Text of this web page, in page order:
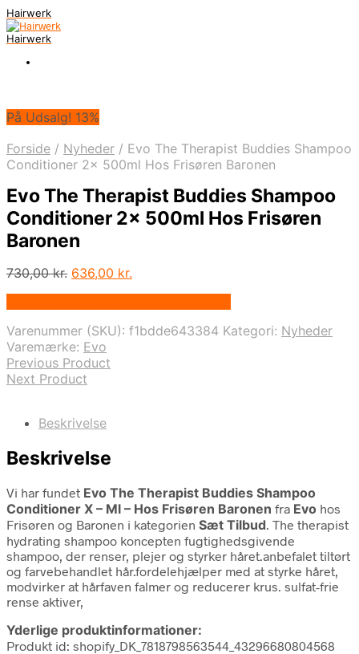
Hairwerk
Hairwerk
På Udsalg! 13%
Forside / Nyheder / Evo The Therapist Buddies Shampoo
Conditioner 2x 500ml Hos Frisøren Baronen
Evo The Therapist Buddies Shampoo
Conditioner 2x 500ml Hos Frisøren
Baronen
730,00kr. Den
730,00 kr..
636,00 kr.
636,00 kr..
Varenummer (SKU): f1bdde643384 Kategori: Nyheder
Varemærke: Evo
Previous Product
Next Product
Beskrivelse
Beskrivelse
Vi har fundet Evo The Therapist Buddies Shampoo
Conditioner X – Ml – Hos Frisøren Baronen fra Evo hos
Frisøren og Baronen i kategorien Sæt Tilbud. The therapist
hydrating shampoo koncepten fugtighedsgivende
shampoo, der renser, plejer og styrker håret.anbefalet tiltørt
og farvebehandlet hår.fordelehjælper med at styrke håret,
modvirker at hårfaven falmer og reducerer krus. sulfat-frie
rense aktiver,
Yderlige produktinformationer:
Produkt id: shopify_DK_7818798563544_43296680804568